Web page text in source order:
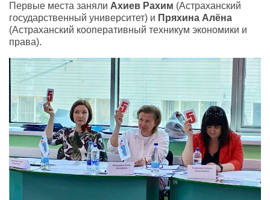
Первые места заняли Ахиев Рахим (Астраханский
государственный университет) и Пряхина Алёна
(Астраханский кооперативный техникум экономики и
права).